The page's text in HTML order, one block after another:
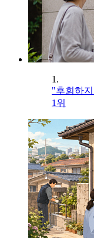
1.
"후회하
1위